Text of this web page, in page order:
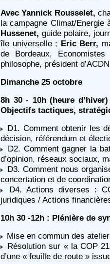
Avec Yannick Rousselet,
la campagne Climat/
Hussenet, guide polaire,
île universelle ; Eric Berr,
de Bordeaux,
philosophe, président
Dimanche 25 octobre
8h 30 - 10h (heure
Objectifs tactiques,
D1. Comment obtenir les
décision, référendum et
D2. Comment gagner la
d’opinion, réseaux sociaux,
D3. Comment nous
concertation et de
D4. Actions diverses :
juridiques / Actions
10h 30 -12h : Plénière de
Mise en commun des
Résolution sur « la COP
d’une « feuille de route »